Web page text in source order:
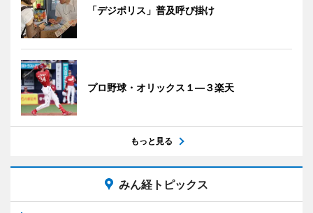
「デジポリス」普及呼び掛け
プロ野球・オリックス１―３楽天
もっと見る
みん経トピックス